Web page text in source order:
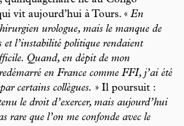
vit aujourd’hui à Tours. « En
urologue, mais le manque de
et l’instabilité politique rendaient
Quand, en dépit de mon
en France comme FFI, j’ai été
certains collègues. » Il poursuit :
le droit d’exercer, mais aujourd’hui
rare que l’on me confonde avec le